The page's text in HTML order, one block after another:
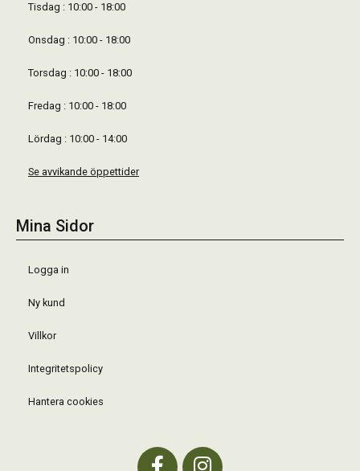
Tisdag : 10:00 - 18:00
Onsdag : 10:00 - 18:00
Torsdag : 10:00 - 18:00
Fredag : 10:00 - 18:00
Lördag : 10:00 - 14:00
Se avvikande öppettider
Mina Sidor
Logga in
Ny kund
Villkor
Integritetspolicy
Hantera cookies